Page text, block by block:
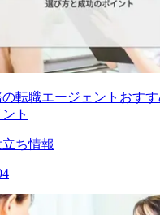
転職エージェントおす
ト
ち情報